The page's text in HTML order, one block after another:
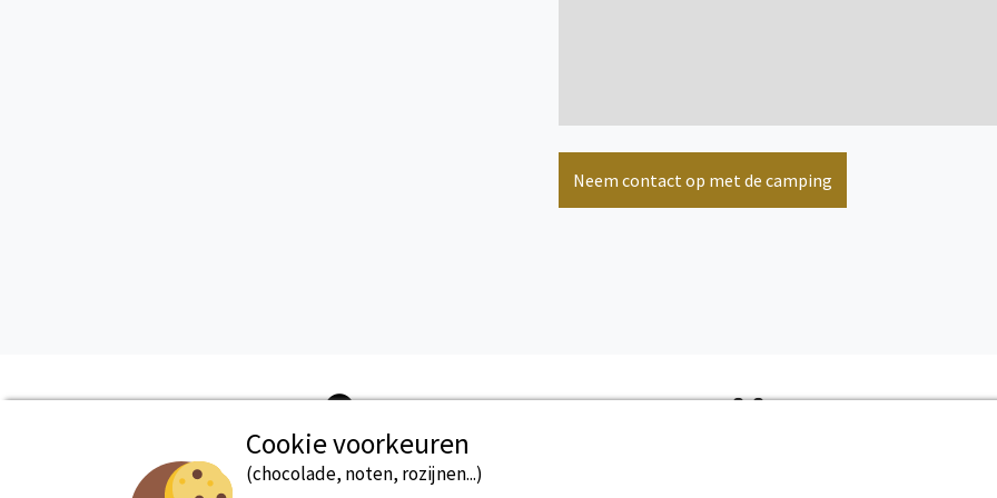
Neem contact op met de camping
Beveiligde betaling
Cookie voorkeuren
(chocolade, noten, rozijnen...)